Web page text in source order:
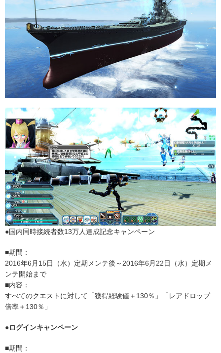
●国内同時接続者数13万人達成記念キャンペーン
■期間：
2016年6月15日（水）定期メンテ後～2016年6月22日（水）定期メ
ンテ開始まで
■内容：
すべてのクエストに対して「獲得経験値＋130％」「レアドロップ
倍率＋130％」
●ログインキャンペーン
■期間：